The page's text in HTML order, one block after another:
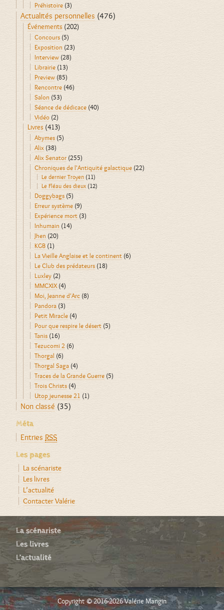
Préhistoire (3)
Actualités personnelles (476)
Événements (202)
Concours (5)
Exposition (23)
Interview (28)
Librairie (13)
Preview (85)
Rencontre (46)
Salon (53)
Séance de dédicace (40)
Vidéo (2)
Livres (413)
Abymes (5)
Alix (38)
Alix Senator (255)
Chroniques de l'Antiquité galactique (22)
Le dernier Troyen (11)
Le Fléau des dieux (12)
Doggybags (5)
Erreur système (9)
Expérience mort (3)
Inhumain (14)
Jhen (20)
KGB (1)
La Vieille Anglaise et le continent (6)
Le Club des prédateurs (18)
Luxley (2)
MMCXIX (4)
Moi, Jeanne d'Arc (8)
Pandora (3)
Petit Miracle (4)
Pour que respire le désert (5)
Tanis (16)
Tezucomi 2 (6)
Thorgal (6)
Thorgal Saga (4)
Traces de la Grande Guerre (5)
Trois Christs (4)
Utop jeunesse 21 (1)
Non classé (35)
Méta
Entries RSS
Les pages
La scénariste
Les livres
L’actualité
Contacter Valérie
La scénariste
Les livres
L’actualité
Copyright © 2016-2026 Valérie Mangin